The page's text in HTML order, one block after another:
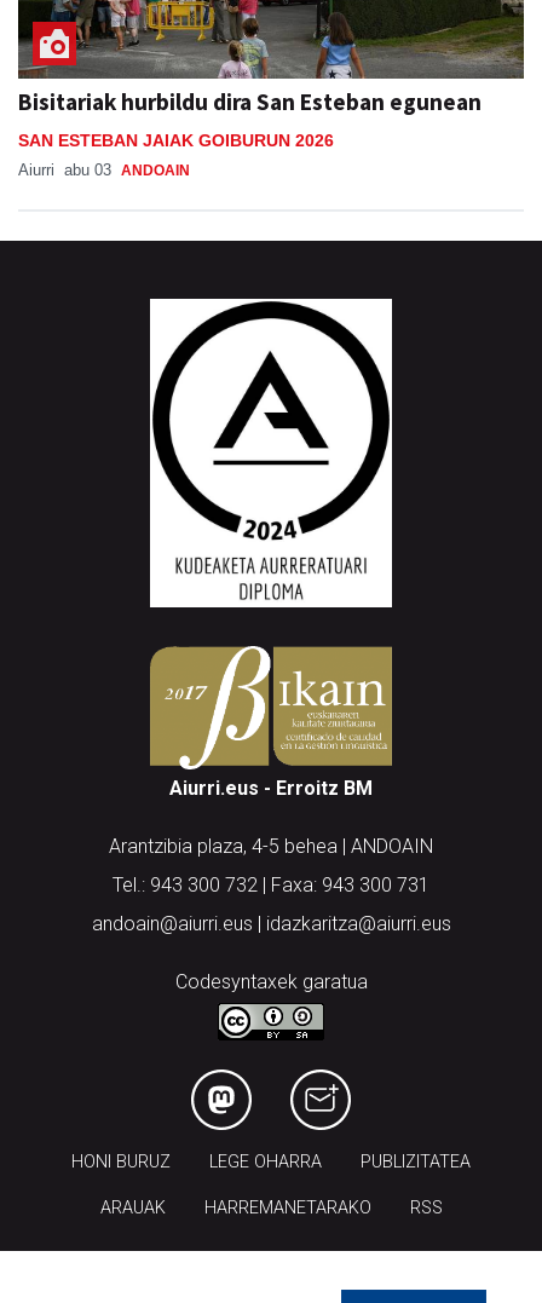
Bisitariak hurbildu dira San Esteban egunean
SAN ESTEBAN JAIAK GOIBURUN 2026
Aiurri abu 03 ANDOAIN
Aiurri.eus - Erroitz BM
Arantzibia plaza, 4-5 behea | ANDOAIN
Tel.: 943 300 732 | Faxa: 943 300 731
andoain@aiurri.eus | idazkaritza@aiurri.eus
Codesyntaxek garatua
HONI BURUZ LEGE OHARRA PUBLIZITATEA
ARAUAK HARREMANETARAKO RSS